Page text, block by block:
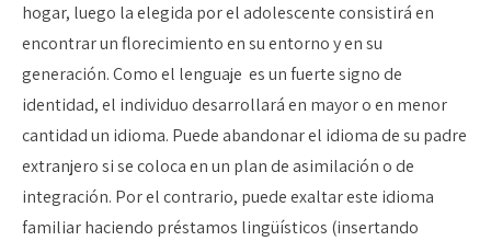
hogar, luego la elegida por el adolescente consistirá en
encontrar un florecimiento en su entorno y en su
generación. Como el lenguaje es un fuerte signo de
identidad, el individuo desarrollará en mayor o en menor
cantidad un idioma. Puede abandonar el idioma de su padre
extranjero si se coloca en un plan de asimilación o de
integración. Por el contrario, puede exaltar este idioma
familiar haciendo préstamos lingüísticos (insertando